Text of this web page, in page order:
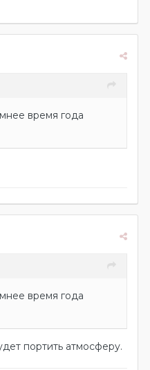
время года
время года
портить атмосферу.